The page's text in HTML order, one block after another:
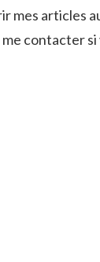
mes articles
contacter si